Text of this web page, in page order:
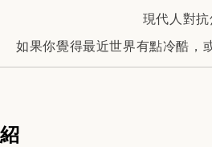
現代人對抗
如果你覺得最近世界有點冷酷，